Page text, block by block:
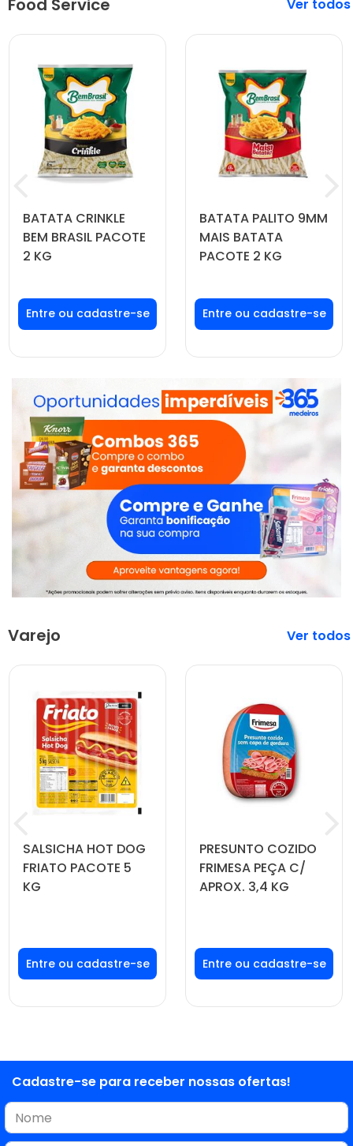
Food Service
BATATA CRINKLE
BEM BRASIL PACOTE
2 KG
Faça seu login ou
cadastre-se para
ver preços e
BATATA PALITO 9MM
MAIS BATATA
PACOTE 2 KG
Faça seu login ou
cadastre-se para
ver preços e
Varejo
SALSICHA HOT DOG
FRIATO PACOTE 5
KG
Faça seu login ou
cadastre-se para
ver preços e
PRESUNTO COZIDO
FRIMESA PEÇA C/
APROX. 3,4 KG
Faça seu login ou
cadastre-se para
ver preços e
Cadastre-se para receber nossas ofertas!